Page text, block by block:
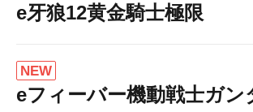
e牙狼12黄金騎士極限
NEW
eフィーバー機動戦士ガ